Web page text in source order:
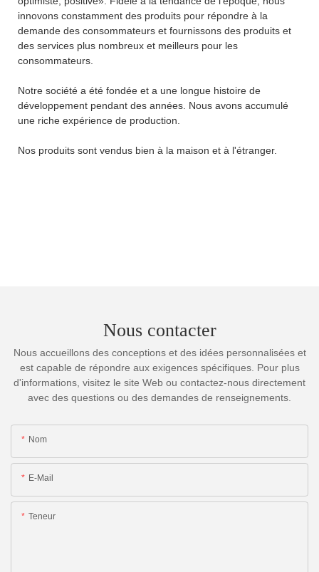
innovons constamment des produits pour répondre à la
demande des consommateurs et fournissons des produits et
des services plus nombreux et meilleurs pour les
consommateurs.
Notre société a été fondée et a une longue histoire de
développement pendant des années. Nous avons accumulé
une riche expérience de production.
Nos produits sont vendus bien à la maison et à l'étranger.
Nous contacter
Nous accueillons des conceptions et des idées personnalisées et
est capable de répondre aux exigences spécifiques. Pour plus
d'informations, visitez le site Web ou contactez-nous directement
avec des questions ou des demandes de renseignements.
Nom
E-Mail
Teneur